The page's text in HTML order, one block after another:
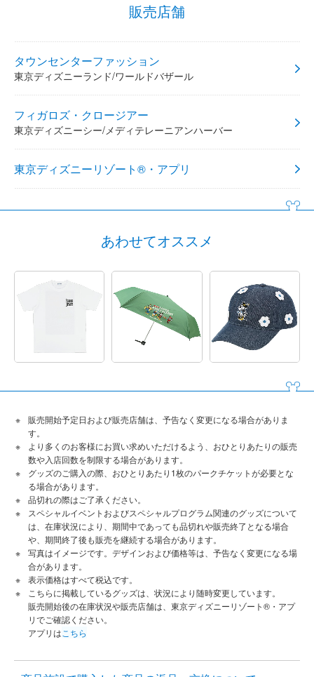
販売店舗
タウンセンターファッション
東京ディズニーランド/ワールドバザール
フィガロズ・クロージアー
東京ディズニーシー/メディテレーニアンハーバー
東京ディズニーリゾート®・アプリ
あわせてオススメ
販売開始予定日および販売店舗は、予告なく変更になる場合がありま
す。
より多くのお客様にお買い求めいただけるよう、おひとりあたりの販売
数や入店回数を制限する場合があります。
グッズのご購入の際、おひとりあたり1枚のパークチケットが必要とな
る場合があります。
品切れの際はご了承ください。
スペシャルイベントおよびスペシャルプログラム関連のグッズについて
は、在庫状況により、期間中であっても品切れや販売終了となる場合
や、期間終了後も販売を継続する場合があります。
写真はイメージです。デザインおよび価格等は、予告なく変更になる場
合があります。
表示価格はすべて税込です。
こちらに掲載しているグッズは、状況により随時変更しています。
販売開始後の在庫状況や販売店舗は、東京ディズニーリゾート®・アプ
リでご確認ください。
アプリは こちら